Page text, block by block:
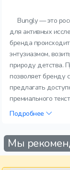
Bungly — это
для активных
бренда
энтузиазмом,
природу детства.
позволяет бренду
предлагать
премиального
Подробнее
Мы